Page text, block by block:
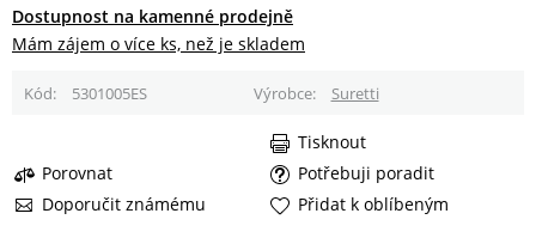
Dostupnost na kamenné prodejně
Mám zájem o více ks, než je skladem
Kód 5301005ES Výrobce Suretti
Porovnat
Potřebuji poradit
Doporučit známému
Tisknout
Přidat k oblíbeným